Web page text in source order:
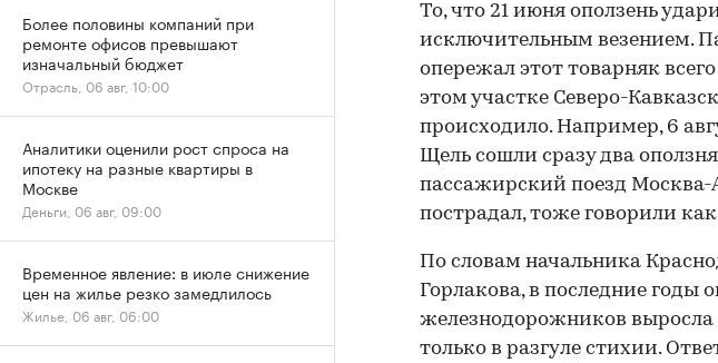
То, что 21 июня оползень
исключительным везением.
опережал этот товарняк
этом участке Северо-
происходило. Например, 6
Щель сошли сразу два
пассажирский поезд Москва-
пострадал, тоже говорили
По словам начальника
Горлакова, в последние годы
железнодорожников выросла
только в разгуле стихии.
Более половины компаний при
ремонте офисов превышают
изначальный бюджет
Отрасль, 06 авг, 10:00
Аналитики оценили рост спроса на
ипотеку на разные квартиры в
Москве
Деньги, 06 авг, 09:00
Временное явление: в июле снижение
цен на жилье резко замедлилось
Жилье, 06 авг, 06:00